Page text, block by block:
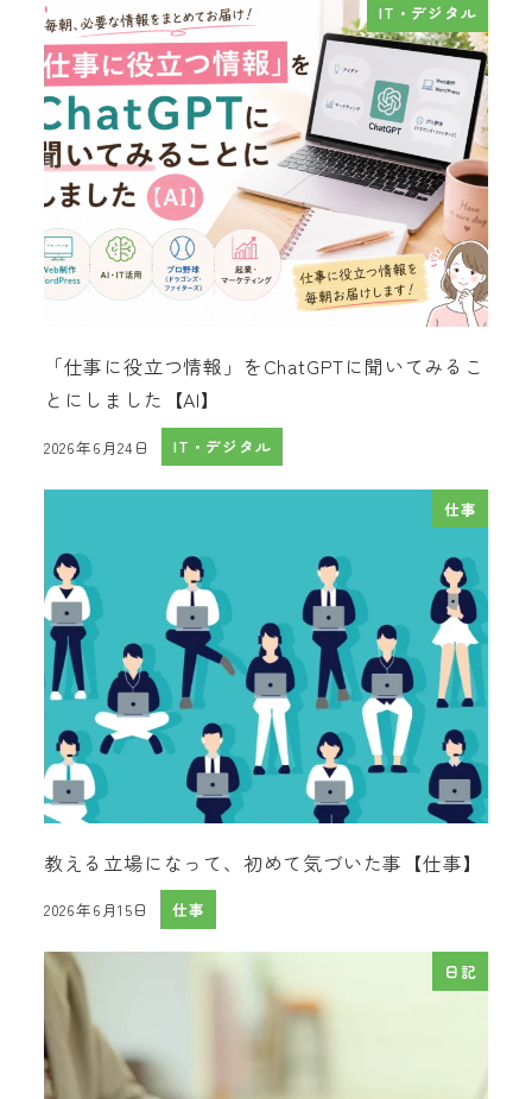
IT・デジタル
「仕事に役立つ情報」をChatGPTに聞いてみるこ
とにしました【AI】
投稿日
2026年6月24日 IT・デジタル
仕事
教える立場になって、初めて気づいた事【仕事】
投稿日
2026年6月15日 仕事
日記